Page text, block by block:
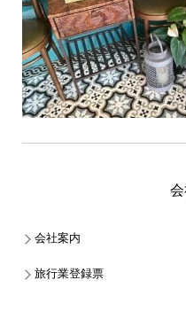
会社案内
旅行業登録票